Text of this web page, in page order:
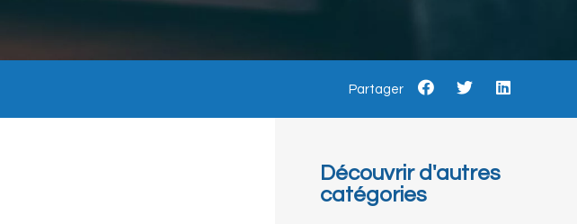
Partager
Découvrir d'autres
catégories